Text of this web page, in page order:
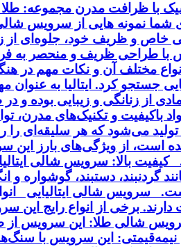
با ظرافت مدرن مجموعه:
شما نمونه هایی از سرویس
و ظریف خود، جلوه‌ای از
طراحی ظریف و منحصر به فرد
مختلف آن و نکات مهم
جستجو کرد. ایتالیا به
از زنانگی و زیبایی بوده و
باکیفیت و تکنیک‌های
تولید می‌شود که هر
است، از ویژگی‌های بارز
بالا: سرویس شالی
گردنبند، دستبند، گوشواره
سرویس شالی ایتالیایی
این سرویس با